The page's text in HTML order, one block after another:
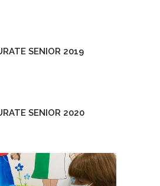
SENIOR 2019
SENIOR 2020